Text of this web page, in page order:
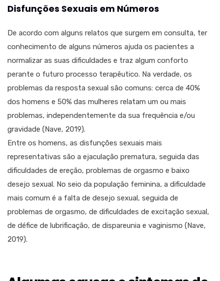
Disfunções Sexuais em Números
De acordo com alguns relatos que surgem em consulta, ter
conhecimento de alguns números ajuda os pacientes a
normalizar as suas dificuldades e traz algum conforto
perante o futuro processo terapêutico. Na verdade, os
problemas da resposta sexual são comuns: cerca de 40%
dos homens e 50% das mulheres relatam um ou mais
problemas, independentemente da sua frequência e/ou
gravidade (Nave, 2019).
Entre os homens, as disfunções sexuais mais
representativas são a ejaculação prematura, seguida das
dificuldades de ereção, problemas de orgasmo e baixo
desejo sexual. No seio da população feminina, a dificuldade
mais comum é a falta de desejo sexual, seguida de
problemas de orgasmo, de dificuldades de excitação sexual,
de défice de lubrificação, de dispareunia e vaginismo (Nave,
2019).